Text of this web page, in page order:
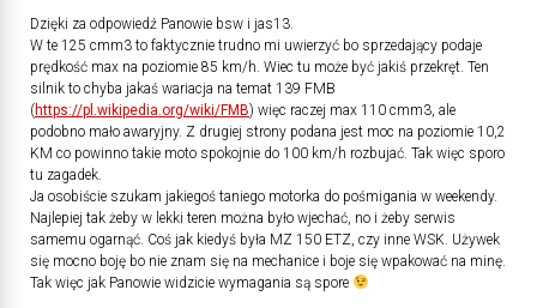
Dzięki za odpowiedź Panowie bsw i jas13.
W te 125 cmm3 to faktycznie trudno mi uwierzyć bo sprzedający podaje
prędkość max na poziomie 85 km/h. Wiec tu może być jakiś przekręt. Ten
silnik to chyba jakaś wariacja na temat 139 FMB
( https://pl.wikipedia.org/wiki/FMB) więc raczej max 110 cmm3, ale
podobno mało awaryjny. Z drugiej strony podana jest moc na poziomie 10,2
KM co powinno takie moto spokojnie do 100 km/h rozbujać. Tak więc sporo
tu zagadek.
Ja osobiście szukam jakiegoś taniego motorka do pośmigania w weekendy.
Najlepiej tak żeby w lekki teren można było wjechać, no i żeby serwis
samemu ogarnąć. Coś jak kiedyś była MZ 150 ETZ, czy inne WSK. Używek
się mocno boję bo nie znam się na mechanice i boje się wpakować na minę.
Tak więc jak Panowie widzicie wymagania są spore